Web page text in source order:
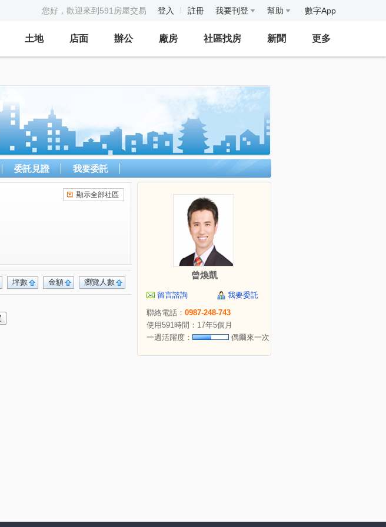
您好，歡迎來到591房屋交易 登入 註冊 我要刊登 幫助 數字App
土地 店面 辦公 廠房 社區找房 新聞 更多
委託見證 我要委託
顯示全部社區
瀏覽人數
金額
坪數
曾煥凱
留言諮詢
我要委託
聯絡電話： 0987-248-743
使用591時間：17年5個月
一週活躍度：
偶爾來一次